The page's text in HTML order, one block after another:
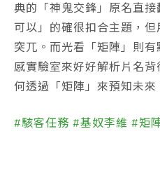
典的「神鬼交鋒」原名直
可以」的確很扣合主題，
突兀。而光看「矩陣」則
感實驗室來好好解析片名
何透過「矩陣」來預知未來
#駭客任務 #基奴李維 #矩